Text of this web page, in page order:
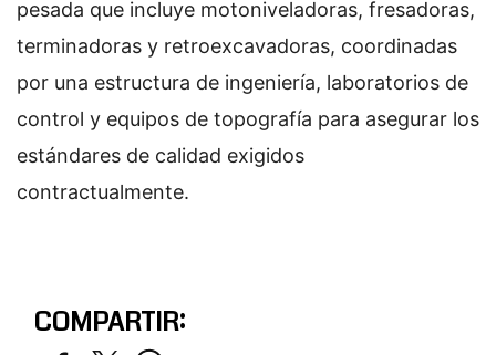
pesada que incluye motoniveladoras, fresadoras,
terminadoras y retroexcavadoras, coordinadas
por una estructura de ingeniería, laboratorios de
control y equipos de topografía para asegurar los
estándares de calidad exigidos
contractualmente.
COMPARTIR: